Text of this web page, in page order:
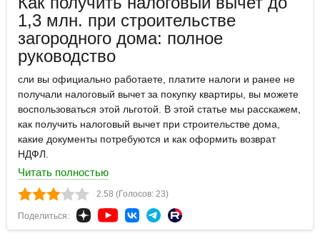
1,3 млн. при строительстве
загородного дома: полное
руководство
сли вы официально работаете, платите налоги и ранее не
получали налоговый вычет за покупку квартиры, вы можете
воспользоваться этой льготой. В этой статье мы расскажем,
как получить налоговый вычет при строительстве дома,
какие документы потребуются и как оформить возврат
НДФЛ.
Читать полностью
2.58 (Голосов: 23)
Поделиться: